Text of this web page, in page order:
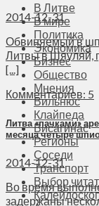
В Литве
В мире
Политика
Экономика
Бизнес
Общество
Мнения
Вильнюс
Клайпеда
Висагинас
Регионы
Соседи
Транспорт
Выбор
2014-12-31
Обвиняемый в
Литвы в Шяуляй,
[...]
Комментариев: 5
Литва «пачками»
месяца четыре
2014-12-31
Во время
задержаны